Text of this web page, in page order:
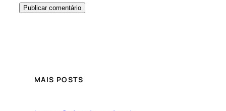
MAIS POSTS